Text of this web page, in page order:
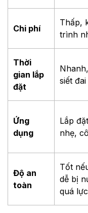
Chi phí
Thấp,
trình
Thời
gian lắp
đặt
siết
Ứng
dụng
Lắp
nhẹ,
Độ an
toàn
Tốt
dễ bị
quá lực